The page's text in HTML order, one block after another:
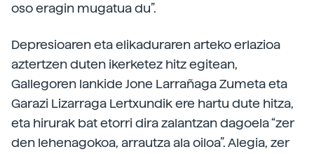
oso eragin mugatua du”.
Depresioaren eta elikaduraren arteko erlazioa
aztertzen duten ikerketez hitz egitean,
Gallegoren lankide Jone Larrañaga Zumeta eta
Garazi Lizarraga Lertxundik ere hartu dute hitza,
eta hirurak bat etorri dira zalantzan dagoela “zer
den lehenagokoa, arrautza ala oiloa”. Alegia, zer